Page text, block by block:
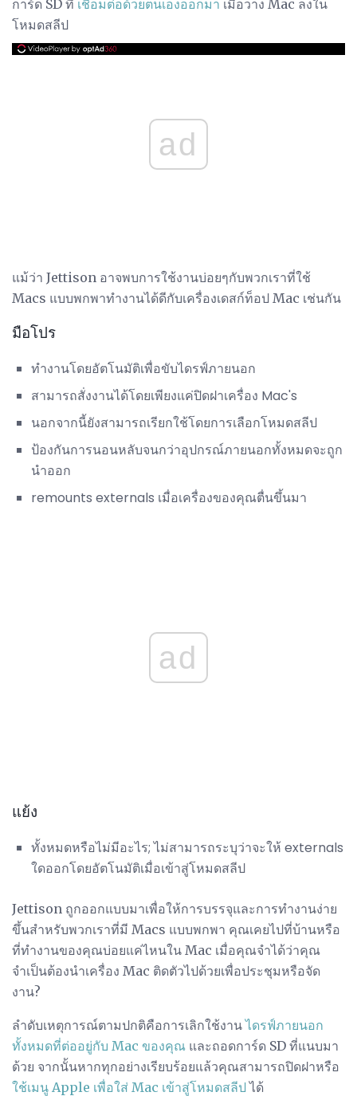
การ์ด SD ที่ เชื่อมต่อด้วยตนเองออกมา เมื่อวาง Mac ลงใน
โหมดสลีป
ad
แม้ว่า Jettison อาจพบการใช้งานบ่อยๆกับพวกเราที่ใช้
Macs แบบพกพาทำงานได้ดีกับเครื่องเดสก์ท็อป Mac เช่นกัน
มือโปร
ทำงานโดยอัตโนมัติเพื่อขับไดรฟ์ภายนอก
สามารถสั่งงานได้โดยเพียงแค่ปิดฝาเครื่อง Mac's
นอกจากนี้ยังสามารถเรียกใช้โดยการเลือกโหมดสลีป
ป้องกันการนอนหลับจนกว่าอุปกรณ์ภายนอกทั้งหมดจะถูก
นำออก
remounts externals เมื่อเครื่องของคุณตื่นขึ้นมา
ad
แย้ง
ทั้งหมดหรือไม่มีอะไร; ไม่สามารถระบุว่าจะให้ externals
ใดออกโดยอัตโนมัติเมื่อเข้าสู่โหมดสลีป
Jettison ถูกออกแบบมาเพื่อให้การบรรจุและการทำงานง่าย
ขึ้นสำหรับพวกเราที่มี Macs แบบพกพา คุณเคยไปที่บ้านหรือ
ที่ทำงานของคุณบ่อยแค่ไหนใน Mac เมื่อคุณจำได้ว่าคุณ
จำเป็นต้องนำเครื่อง Mac ติดตัวไปด้วยเพื่อประชุมหรือจัด
งาน?
ลำดับเหตุการณ์ตามปกติคือการเลิกใช้งานไดรฟ์ภายนอก
ทั้งหมดที่ต่ออยู่กับ Mac ของคุณ และถอดการ์ด SD ที่แนบมา
ด้วย จากนั้นหากทุกอย่างเรียบร้อยแล้วคุณสามารถปิดฝาหรือ
ใช้เมนู Apple เพื่อใส่ Mac เข้าสู่โหมดสลีปได้